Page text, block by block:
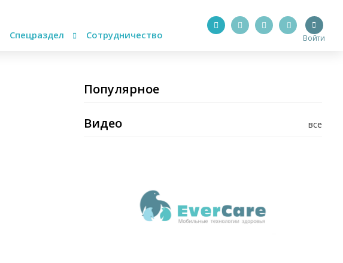
Спецраздел Сотрудничество Войти
Популярное
все
Видео